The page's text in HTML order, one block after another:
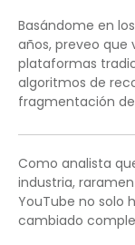
Basándome en
años, preveo
plataformas
algoritmos de
fragmentación
Como analista
industria,
YouTube no solo
cambiado